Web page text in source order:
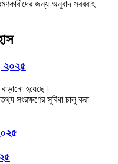
জন্য অনুবাদ সরবরাহ
২০২৫
হয়েছে।
সংরক্ষণের সুবিধা চালু করা